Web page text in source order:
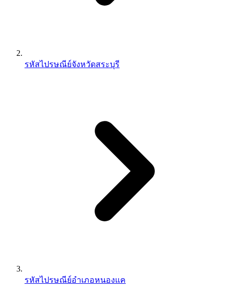
รหัสไปรษณีย์จังหวัดสระบุรี
รหัสไปรษณีย์อำเภอหนองแค